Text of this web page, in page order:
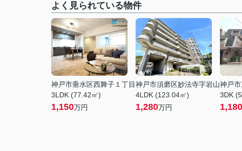
よく見られている物件
神戸市垂水区西舞子１丁目
3LDK (77.42㎡)
1,150万円
神戸市須磨区妙法寺字岩山
4LDK (123.04㎡)
1,280万円
神戸
3DK
1,180